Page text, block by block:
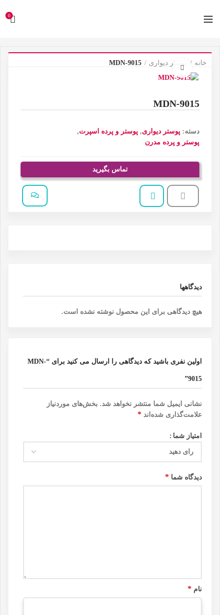
0
خانه پوستر دیواری MDN-9015
برای بزرگنمایی کلیک کنید
MDN-9015
دسته:پوستر دیواری,پوستر و پرده اسپرت,
پوستر و پرده مدرن
تماس بگیرید
دیدگاهها
هیچ دیدگاهی برای این محصول نوشته نشده است.
اولین نفری باشید که دیدگاهی را ارسال می کنید برای “MDN-
9015”
نشانی ایمیل شما منتشر نخواهد شد. بخش‌های موردنیاز
علامت‌گذاری شده‌اند*
امتیاز شما
دیدگاه شما*
نام*